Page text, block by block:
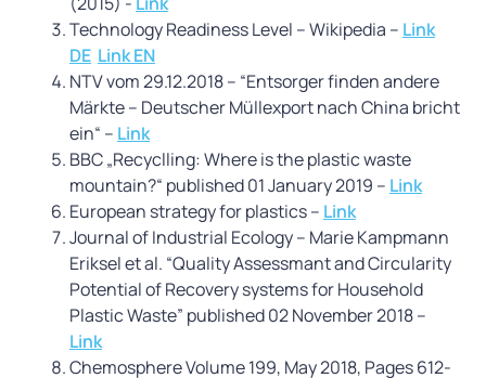
Technology Readiness Level – Wikipedia – Link
DE Link EN
NTV vom 29.12.2018 – “Entsorger finden andere
Märkte – Deutscher Müllexport nach China bricht
ein“ – Link
BBC „Recyclling: Where is the plastic waste
mountain?“ published 01 January 2019 – Link
European strategy for plastics – Link
Journal of Industrial Ecology – Marie Kampmann
Eriksel et al. “Quality Assessmant and Circularity
Potential of Recovery systems for Household
Plastic Waste” published 02 November 2018 –
Link
Chemosphere Volume 199, May 2018, Pages 612-